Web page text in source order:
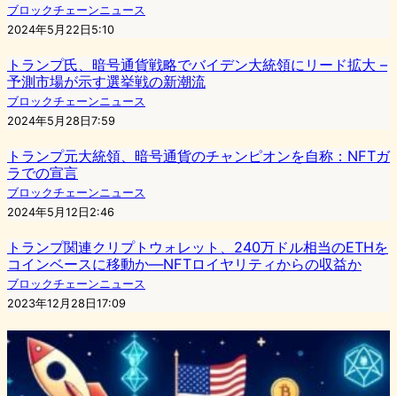
ブロックチェーンニュース
2024年5月22日5:10
トランプ氏、暗号通貨戦略でバイデン大統領にリード拡大 –
予測市場が示す選挙戦の新潮流
ブロックチェーンニュース
2024年5月28日7:59
トランプ元大統領、暗号通貨のチャンピオンを自称：NFTガ
ラでの宣言
ブロックチェーンニュース
2024年5月12日2:46
トランプ関連クリプトウォレット、240万ドル相当のETHを
コインベースに移動か―NFTロイヤリティからの収益か
ブロックチェーンニュース
2023年12月28日17:09